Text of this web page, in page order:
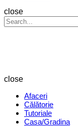
Search
close
Search
for:
close
Afaceri
Călătorie
Tutoriale
Casa/Gradina